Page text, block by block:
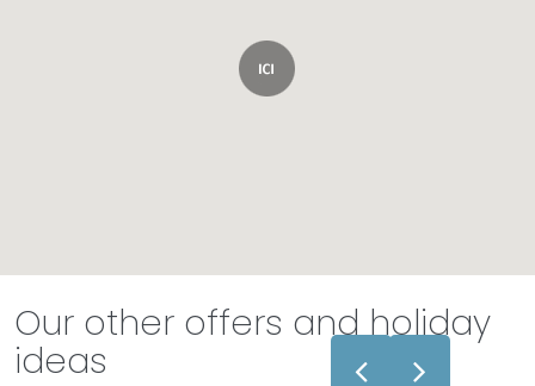
Our other offers and holiday
ideas